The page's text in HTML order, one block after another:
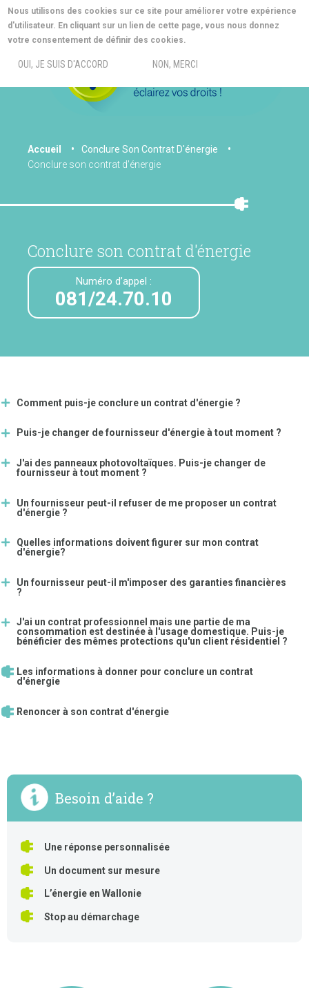
Nous utilisons des cookies sur ce site pour améliorer votre expérience
d'utilisateur. En cliquant sur un lien de cette page, vous nous donnez
votre consentement de définir des cookies.
OUI, JE SUIS D'ACCORD NON, MERCI
Aller
au
contenu
MENU
You
are
Accueil
Conclure Son Contrat D'énergie
Conclure son contrat d'énergie
Conclure son contrat d'énergie
Numéro d’appel :
081/24.70.10
Comment puis-je conclure un contrat d'énergie ?
Puis-je changer de fournisseur d'énergie à tout moment ?
J'ai des panneaux photovoltaïques. Puis-je changer de
fournisseur à tout moment ?
Un fournisseur peut-il refuser de me proposer un contrat
d'énergie ?
Quelles informations doivent figurer sur mon contrat
d'énergie?
Un fournisseur peut-il m'imposer des garanties financières
?
J'ai un contrat professionnel mais une partie de ma
consommation est destinée à l'usage domestique. Puis-je
bénéficier des mêmes protections qu'un client résidentiel ?
Les informations à donner pour conclure un contrat
d'énergie
Renoncer à son contrat d'énergie
Besoin d’aide ?
Une réponse personnalisée
Un document sur mesure
L’énergie en Wallonie
Stop au démarchage